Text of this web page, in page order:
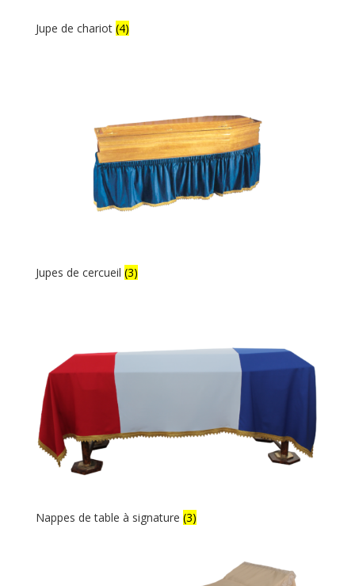
Jupe de chariot (4)
Jupes de cercueil (3)
Nappes de table à signature (3)